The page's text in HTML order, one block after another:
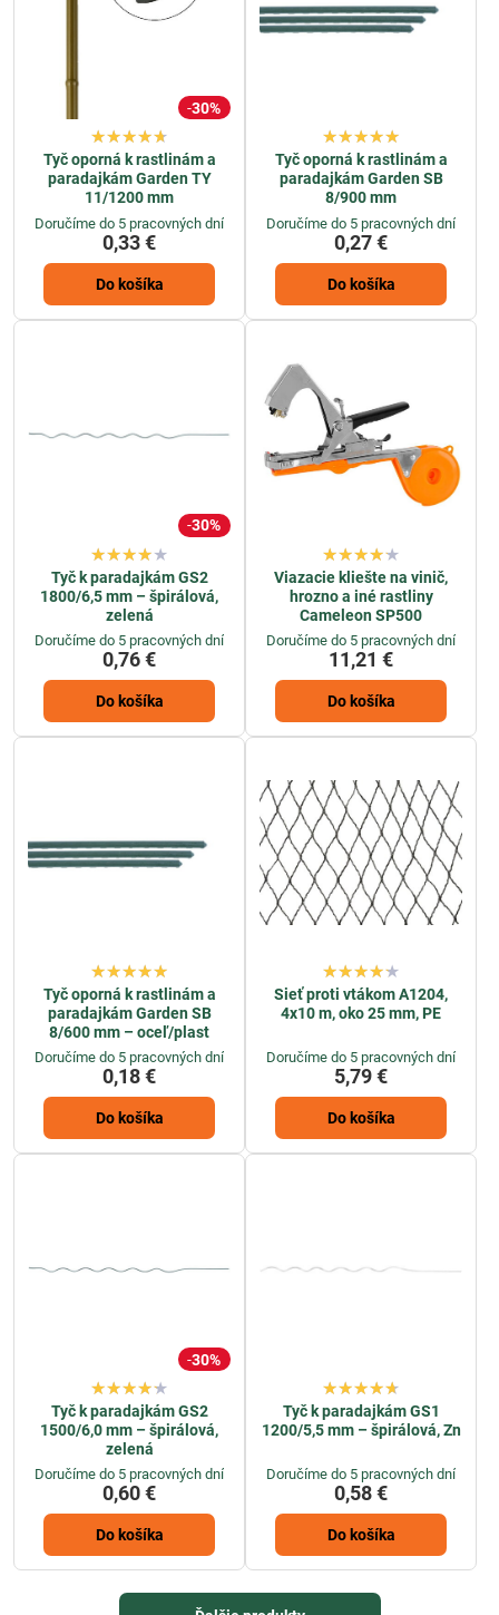
30%
Tyč oporná k rastlinám a
paradajkám Garden TY
11/1200 mm
Doručíme do 5 pracovných dní
0,33 €
Do košíka
Tyč oporná k rastlinám a
paradajkám Garden SB
8/900 mm
Doručíme do 5 pracovných dní
0,27 €
Do košíka
30%
Tyč k paradajkám GS2
1800/6,5 mm – špirálová,
zelená
Doručíme do 5 pracovných dní
0,76 €
Do košíka
Viazacie kliešte na vinič,
hrozno a iné rastliny
Cameleon SP500
Doručíme do 5 pracovných dní
11,21 €
Do košíka
Tyč oporná k rastlinám a
paradajkám Garden SB
8/600 mm – oceľ/plast
Doručíme do 5 pracovných dní
0,18 €
Do košíka
Sieť proti vtákom A1204,
4x10 m, oko 25 mm, PE
Doručíme do 5 pracovných dní
5,79 €
Do košíka
30%
Tyč k paradajkám GS2
1500/6,0 mm – špirálová,
zelená
Doručíme do 5 pracovných dní
0,60 €
Do košíka
Tyč k paradajkám GS1
1200/5,5 mm – špirálová, Zn
Doručíme do 5 pracovných dní
0,58 €
Do košíka